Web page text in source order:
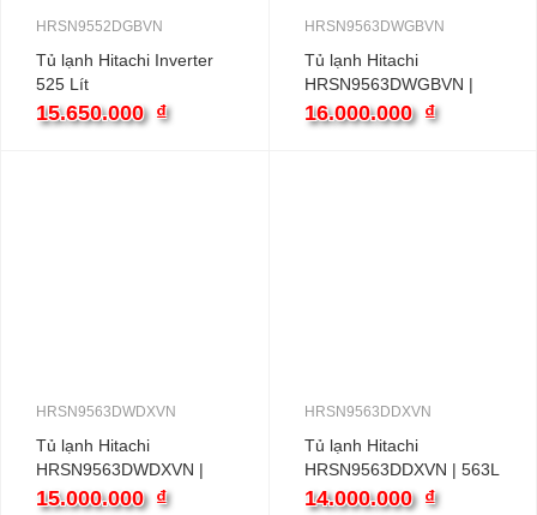
HRSN9552DGBVN
Tủ lạnh Hitachi Inverter
525 Lít
HRSN9552DGBVN
15.650.000 ₫
HRSN9563DWGBVN
Tủ lạnh Hitachi
HRSN9563DWGBVN |
560L 2 cánh inverter
16.000.000 ₫
HRSN9563DWDXVN
Tủ lạnh Hitachi
HRSN9563DWDXVN |
560L 2 cánh inverter
15.000.000 ₫
HRSN9563DDXVN
Tủ lạnh Hitachi
HRSN9563DDXVN | 563L
2 cánh inverter
14.000.000 ₫